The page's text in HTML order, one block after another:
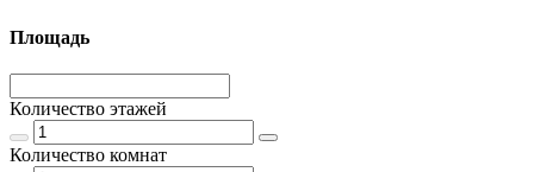
Площадь
Количество этажей
Количество комнат